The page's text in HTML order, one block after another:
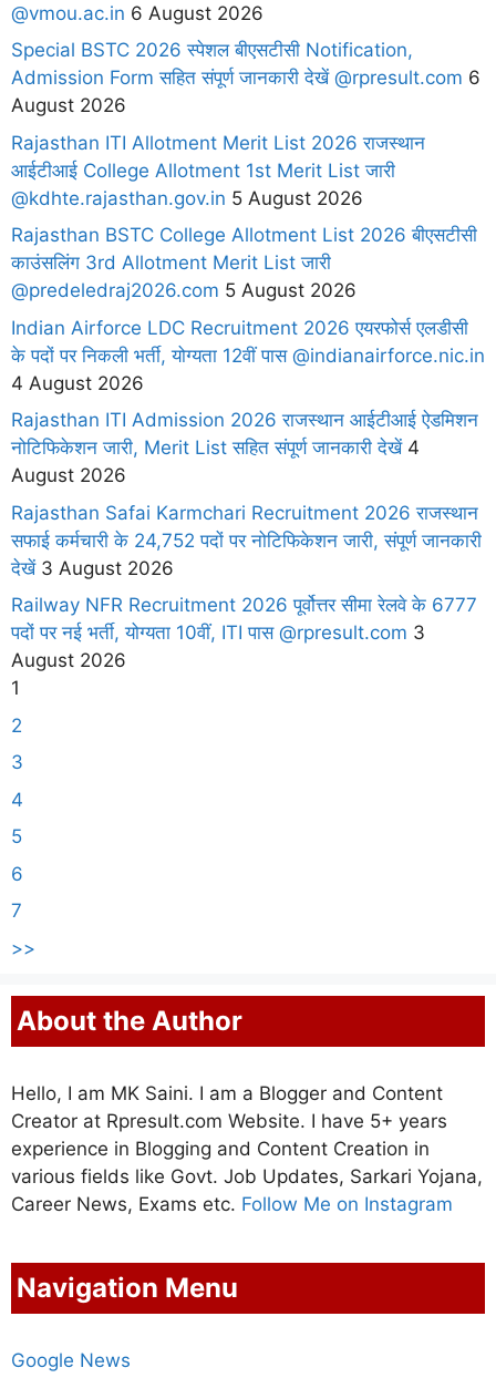
@vmou.ac.in 6 August 2026
Special BSTC 2026 स्पेशल बीएसटीसी Notification,
Admission Form सहित संपूर्ण जानकारी देखें @rpresult.com 6
August 2026
Rajasthan ITI Allotment Merit List 2026 राजस्थान
आईटीआई College Allotment 1st Merit List जारी
@kdhte.rajasthan.gov.in 5 August 2026
Rajasthan BSTC College Allotment List 2026 बीएसटीसी
काउंसलिंग 3rd Allotment Merit List जारी
@predeledraj2026.com 5 August 2026
Indian Airforce LDC Recruitment 2026 एयरफोर्स एलडीसी
के पदों पर निकली भर्ती, योग्यता 12वीं पास @indianairforce.nic.in
4 August 2026
Rajasthan ITI Admission 2026 राजस्थान आईटीआई ऐडमिशन
नोटिफिकेशन जारी, Merit List सहित संपूर्ण जानकारी देखें4
August 2026
Rajasthan Safai Karmchari Recruitment 2026 राजस्थान
सफाई कर्मचारी के 24,752 पदों पर नोटिफिकेशन जारी, संपूर्ण जानकारी
देखें3 August 2026
Railway NFR Recruitment 2026 पूर्वोत्तर सीमा रेलवे के 6777
पदों पर नई भर्ती, योग्यता 10वीं, ITI पास @rpresult.com 3
August 2026
1
2
3
4
5
6
7
>>
About the Author
Hello, I am MK Saini. I am a Blogger and Content
Creator at Rpresult.com Website. I have 5+ years
experience in Blogging and Content Creation in
various fields like Govt. Job Updates, Sarkari Yojana,
Career News, Exams etc. Follow Me on Instagram
Navigation Menu
Google News